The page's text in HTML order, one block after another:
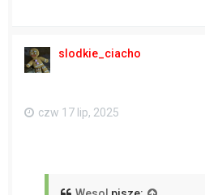
slodkie_ciacho
czw 17 lip, 2025